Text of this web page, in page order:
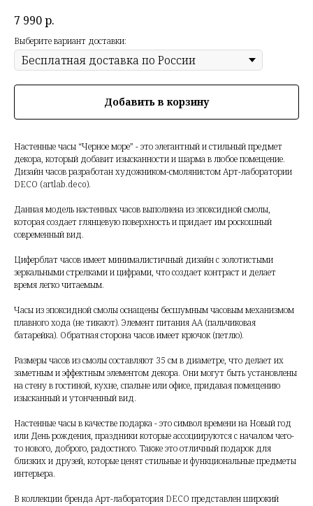
7 990р.
Выберите вариант доставки:
Добавить в корзину
Настенные часы “Черное море” - это элегантный и стильный предмет
декора, который добавит изысканности и шарма в любое помещение.
Дизайн часов разработан художником-смолянистом Арт-лаборатории
DECO (artlab.deco).
Данная модель настенных часов выполнена из эпоксидной смолы,
которая создает глянцевую поверхность и придает им роскошный
современный вид.
Циферблат часов имеет минималистичный дизайн с золотистыми
зеркальными стрелками и цифрами, что создает контраст и делает
время легко читаемым.
Часы из эпоксидной смолы оснащены бесшумным часовым механизмом
плавного хода (не тикают). Элемент питания АА (пальчиковая
батарейка). Обратная сторона часов имеет крючок (петлю).
Размеры часов из смолы составляют 35 см в диаметре, что делает их
заметным и эффектным элементом декора. Они могут быть установлены
на стену в гостиной, кухне, спальне или офисе, придавая помещению
изысканный и утонченный вид.
Настенные часы в качестве подарка - это символ времени на Новый год
или День рождения, праздники которые ассоциируются с началом чего-
то нового, доброго, радостного. Также это отличный подарок для
близких и друзей, которые ценят стильные и функциональные предметы
интерьера.
В коллекции бренда Арт-лаборатория DECO представлен широкий